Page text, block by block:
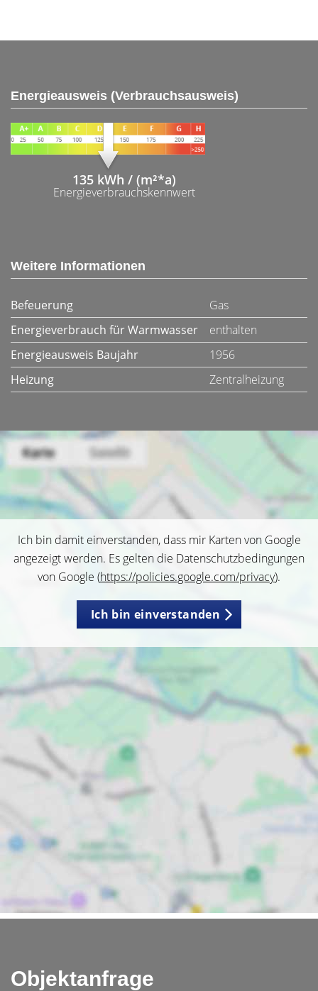
Energieausweis (Verbrauchsausweis)
135 kWh / (m²*a)
Energieverbrauchskennwert
Weitere Informationen
Befeuerung
Gas
Energieverbrauch für Warmwasser
enthalten
Energieausweis Baujahr
1956
Heizung
Zentralheizung
Ich bin damit einverstanden, dass mir Karten von Google
angezeigt werden. Es gelten die Datenschutzbedingungen
von Google (https://policies.google.com/privacy).
Ich bin einverstanden
Objektanfrage